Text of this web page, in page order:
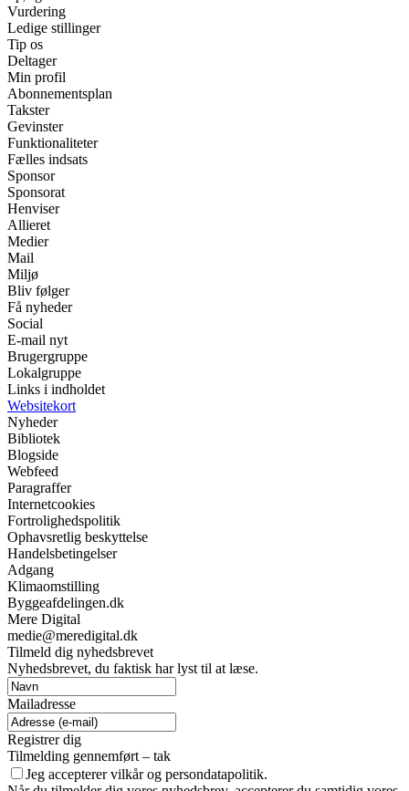
Vurdering
Ledige stillinger
Tip os
Deltager
Min profil
Abonnementsplan
Takster
Gevinster
Funktionaliteter
Fælles indsats
Sponsor
Sponsorat
Henviser
Allieret
Medier
Mail
Miljø
Bliv følger
Få nyheder
Social
E-mail nyt
Brugergruppe
Lokalgruppe
Links i indholdet
Websitekort
Nyheder
Bibliotek
Blogside
Webfeed
Paragraffer
Internetcookies
Fortrolighedspolitik
Ophavsretlig beskyttelse
Handelsbetingelser
Adgang
Klimaomstilling
Byggeafdelingen.dk
Mere Digital
medie@meredigital.dk
Tilmeld dig nyhedsbrevet
Nyhedsbrevet, du faktisk har lyst til at læse.
Mailadresse
Registrer dig
Tilmelding gennemført – tak
Jeg accepterer vilkår og persondatapolitik.